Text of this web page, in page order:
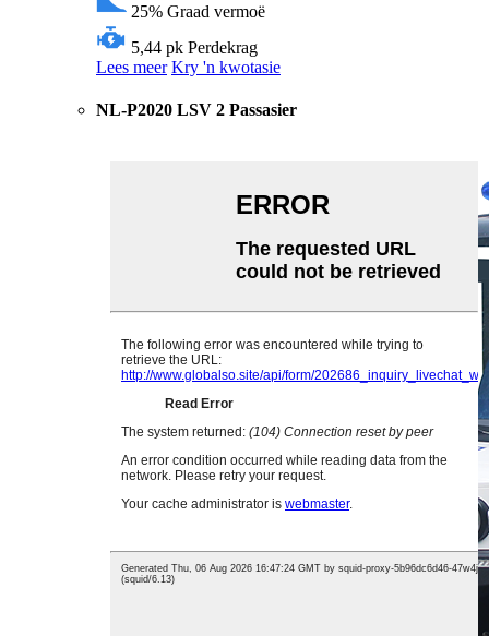
25% Graad vermoë
5,44 pk Perdekrag
Lees meer Kry 'n kwotasie
NL-P2020 LSV 2 Passasier